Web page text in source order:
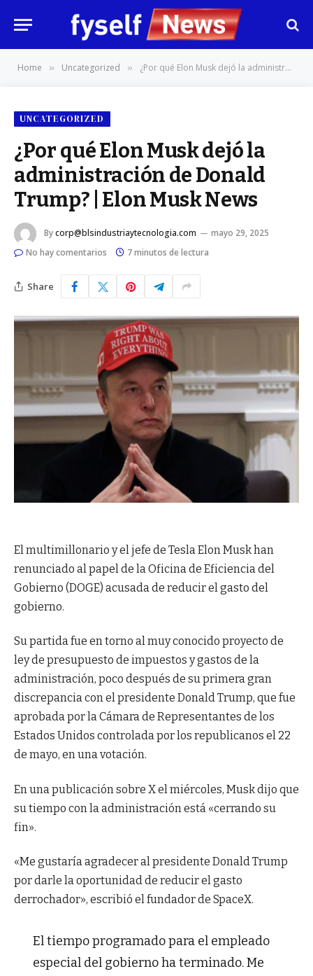
Home » Uncategorized » ¿Por qué Elon Musk dejó la administración de Donald Trump? | Elon Musk News
UNCATEGORIZED
¿Por qué Elon Musk dejó la
administración de Donald
Trump? | Elon Musk News
Bycorp@blsindustriaytecnologia.com
mayo 29, 2025
No hay comentarios
7 minutos de lectura
Share
El multimillonario y el jefe de Tesla Elon Musk han
renunciado al papel de la Oficina de Eficiencia del
Gobierno (DOGE) acusada de reducir el gasto del
gobierno.
Su partida fue en torno al muy conocido proyecto de
ley de presupuesto de impuestos y gastos de la
administración, poco después de su primera gran
discrepancia con el presidente Donald Trump, que fue
aprobada por la Cámara de Representantes de los
Estados Unidos controlada por los republicanos el 22
de mayo, en una votación.
En una publicación sobre X el miércoles, Musk dijo que
su tiempo con la administración está «cerrando su
fin».
«Me gustaría agradecer al presidente Donald Trump
por darle la oportunidad de reducir el gasto
derrochador», escribió el fundador de SpaceX.
El tiempo programado para el empleado
especial del gobierno ha terminado. Me